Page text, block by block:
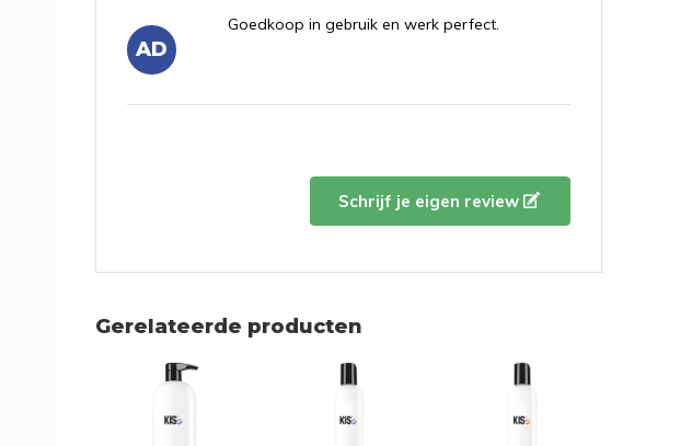
AD
Goedkoop in gebruik en werk perfect.
Schrijf je eigen review
Gerelateerde producten